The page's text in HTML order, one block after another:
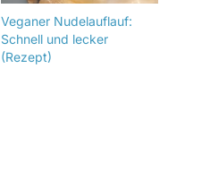
Veganer Nudelauflauf:
Schnell und lecker
(Rezept)